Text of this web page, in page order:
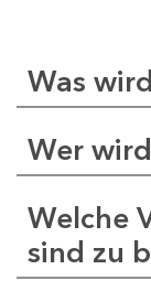
Was
Wer
Welche
sind zu